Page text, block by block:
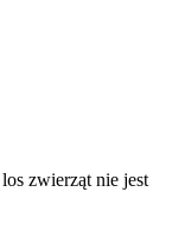
zwierząt nie jest